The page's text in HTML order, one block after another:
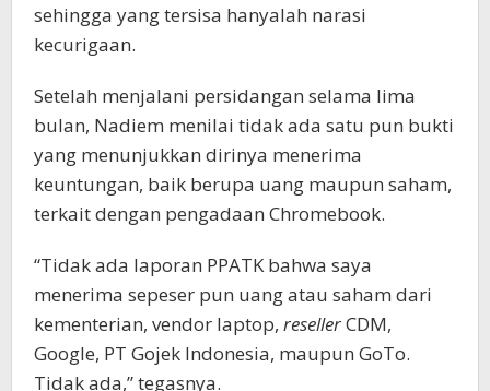
sehingga yang tersisa hanyalah narasi
kecurigaan.
Setelah menjalani persidangan selama lima
bulan, Nadiem menilai tidak ada satu pun bukti
yang menunjukkan dirinya menerima
keuntungan, baik berupa uang maupun saham,
terkait dengan pengadaan Chromebook.
“Tidak ada laporan PPATK bahwa saya
menerima sepeser pun uang atau saham dari
kementerian, vendor laptop, resellerCDM,
Google, PT Gojek Indonesia, maupun GoTo.
Tidak ada,” tegasnya.